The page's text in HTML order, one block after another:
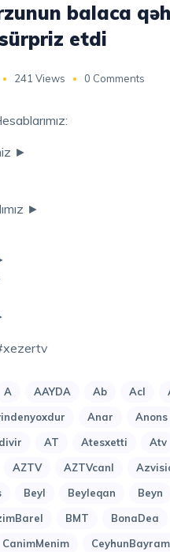
balaca
etdi
241 Views 0 Comments
►
►
A AAYDA Ab Acl
Anar Anons
AT Atesxetti Atv
AZTV AZTVcanl
Beyl Beyleqan Beyn
BMT BonaDea
CanimMenim